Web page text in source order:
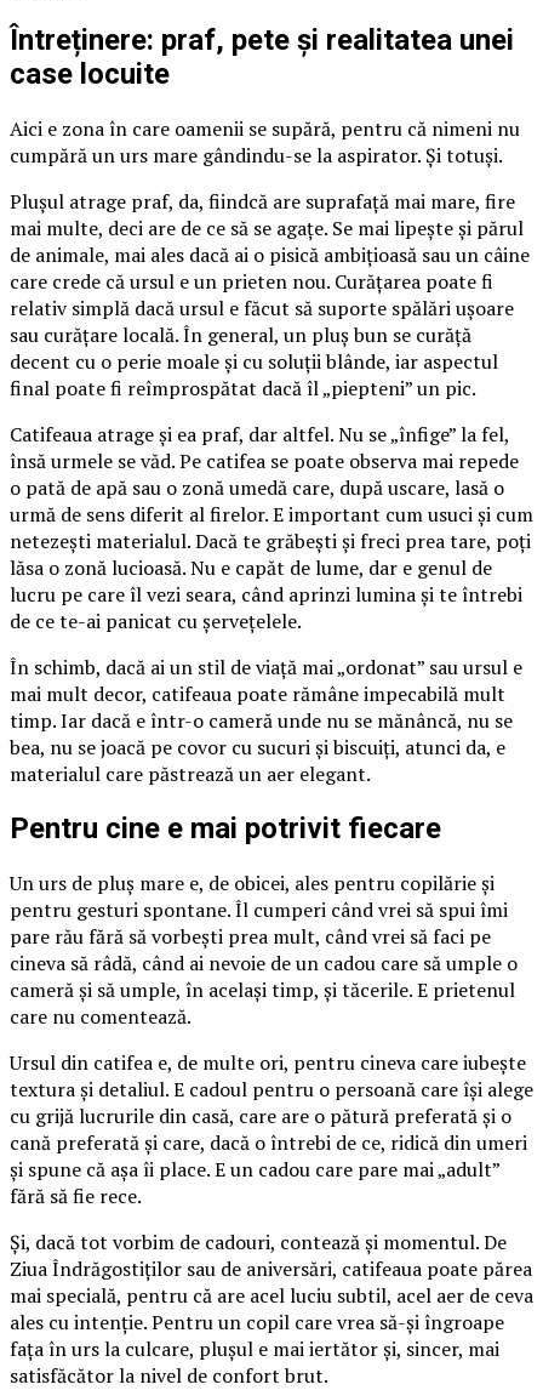
Întreținere: praf, pete și realitatea unei
case locuite
Aici e zona în care oamenii se supără, pentru că nimeni nu
cumpără un urs mare gândindu-se la aspirator. Și totuși.
Plușul atrage praf, da, fiindcă are suprafață mai mare, fire
mai multe, deci are de ce să se agațe. Se mai lipește și părul
de animale, mai ales dacă ai o pisică ambițioasă sau un câine
care crede că ursul e un prieten nou. Curățarea poate fi
relativ simplă dacă ursul e făcut să suporte spălări ușoare
sau curățare locală. În general, un pluș bun se curăță
decent cu o perie moale și cu soluții blânde, iar aspectul
final poate fi reîmprospătat dacă îl „piepteni” un pic.
Catifeaua atrage și ea praf, dar altfel. Nu se „înfige” la fel,
însă urmele se văd. Pe catifea se poate observa mai repede
o pată de apă sau o zonă umedă care, după uscare, lasă o
urmă de sens diferit al firelor. E important cum usuci și cum
netezești materialul. Dacă te grăbești și freci prea tare, poți
lăsa o zonă lucioasă. Nu e capăt de lume, dar e genul de
lucru pe care îl vezi seara, când aprinzi lumina și te întrebi
de ce te-ai panicat cu șervețelele.
În schimb, dacă ai un stil de viață mai „ordonat” sau ursul e
mai mult decor, catifeaua poate rămâne impecabilă mult
timp. Iar dacă e într-o cameră unde nu se mănâncă, nu se
bea, nu se joacă pe covor cu sucuri și biscuiți, atunci da, e
materialul care păstrează un aer elegant.
Pentru cine e mai potrivit fiecare
Un urs de pluș mare e, de obicei, ales pentru copilărie și
pentru gesturi spontane. Îl cumperi când vrei să spui îmi
pare rău fără să vorbești prea mult, când vrei să faci pe
cineva să râdă, când ai nevoie de un cadou care să umple o
cameră și să umple, în același timp, și tăcerile. E prietenul
care nu comentează.
Ursul din catifea e, de multe ori, pentru cineva care iubește
textura și detaliul. E cadoul pentru o persoană care își alege
cu grijă lucrurile din casă, care are o pătură preferată și o
cană preferată și care, dacă o întrebi de ce, ridică din umeri
și spune că așa îi place. E un cadou care pare mai „adult”
fără să fie rece.
Și, dacă tot vorbim de cadouri, contează și momentul. De
Ziua Îndrăgostiților sau de aniversări, catifeaua poate părea
mai specială, pentru că are acel luciu subtil, acel aer de ceva
ales cu intenție. Pentru un copil care vrea să-și îngroape
fața în urs la culcare, plușul e mai iertător și, sincer, mai
satisfăcător la nivel de confort brut.